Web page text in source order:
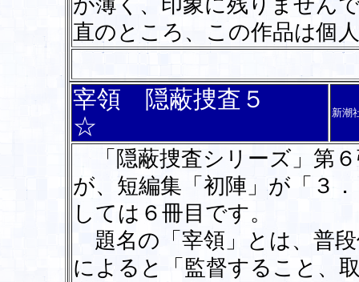
が薄く、印象に残りません
直のところ、この作品は個
宰領 隠蔽捜査５
☆
新潮
「隠蔽捜査シリーズ」第
が、短編集「初陣」が「３
しては６冊目です。
題名の「宰領」とは、普
によると「監督すること、